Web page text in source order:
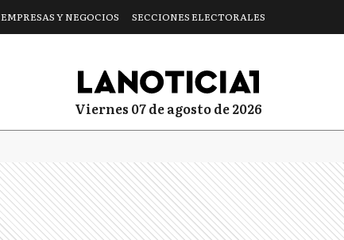
EMPRESAS Y NEGOCIOS SECCIONES ELECTORALES
viernes 07 de agosto de 2026